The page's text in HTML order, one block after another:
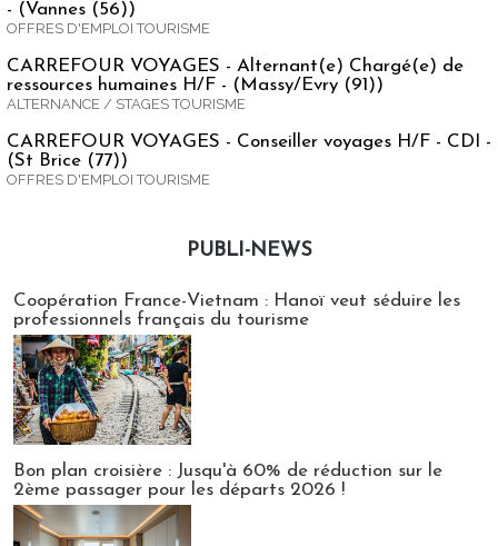
- (Vannes (56))
OFFRES D'EMPLOI TOURISME
CARREFOUR VOYAGES - Alternant(e) Chargé(e) de
ressources humaines H/F - (Massy/Evry (91))
ALTERNANCE / STAGES TOURISME
CARREFOUR VOYAGES - Conseiller voyages H/F - CDI -
(St Brice (77))
OFFRES D'EMPLOI TOURISME
PUBLI-NEWS
Coopération France-Vietnam : Hanoï veut séduire les
professionnels français du tourisme
Bon plan croisière : Jusqu'à 60% de réduction sur le
2ème passager pour les départs 2026 !